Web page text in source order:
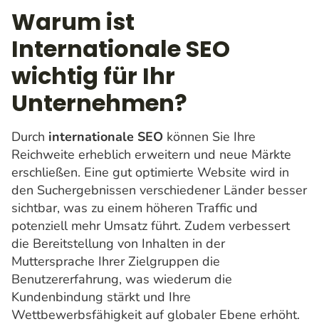
Warum ist
Internationale SEO
wichtig für Ihr
Unternehmen?
Durch internationale SEO können Sie Ihre
Reichweite erheblich erweitern und neue Märkte
erschließen. Eine gut optimierte Website wird in
den Suchergebnissen verschiedener Länder besser
sichtbar, was zu einem höheren Traffic und
potenziell mehr Umsatz führt. Zudem verbessert
die Bereitstellung von Inhalten in der
Muttersprache Ihrer Zielgruppen die
Benutzererfahrung, was wiederum die
Kundenbindung stärkt und Ihre
Wettbewerbsfähigkeit auf globaler Ebene erhöht.